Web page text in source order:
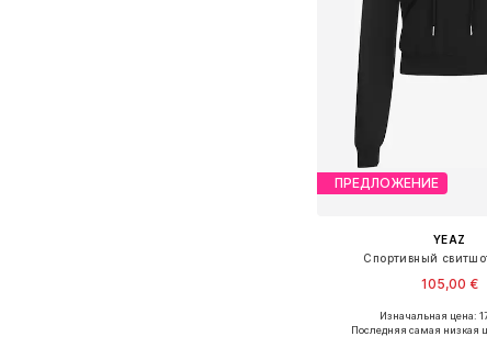
ПРЕДЛОЖЕНИЕ
YEAZ
Спортивный
105,00 €
Доступные размеры: XS,
Изначальная цена:
Последняя самая низкая